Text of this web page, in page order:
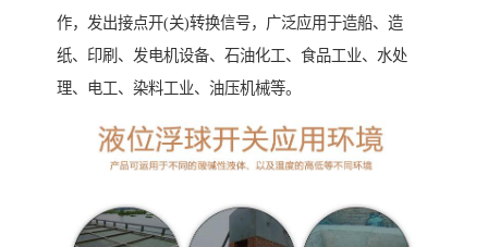
作，发出接点开(关)转换信号，广泛应用于造船、造
纸、印刷、发电机设备、石油化工、食品工业、水处
理、电工、染料工业、油压机械等。